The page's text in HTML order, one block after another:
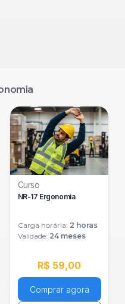
Curso
NR-17 Ergonomia
Carga horária: 2 horas
Validade: 24 meses
R$ 59,00
Comprar agora